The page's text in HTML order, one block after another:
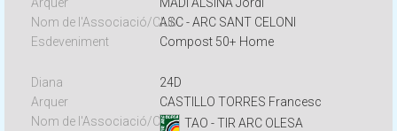
ASC - ARC SANT CELONI
Compost 50+ Home
24D
CASTILLO TORRES Francesc
TAO - TIR ARC OLESA